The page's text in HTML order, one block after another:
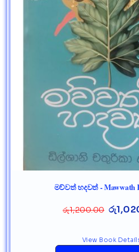
මව්වත් හදවත් - Mawwath
රු1,200.00 රු
View Book